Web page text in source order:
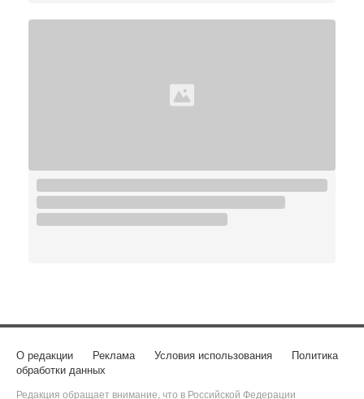
О редакции Реклама Условия использования
Политика
обработки данных
Редакция обращает внимание, что в Российской Федерации